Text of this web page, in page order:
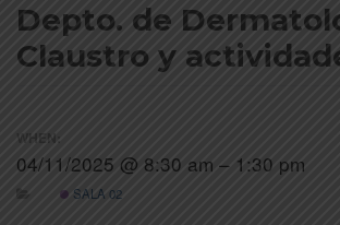
Depto. de
Claustro y
WHEN:
04/11/2025 @ 8:30 am – 1:30 pm
SALA 02